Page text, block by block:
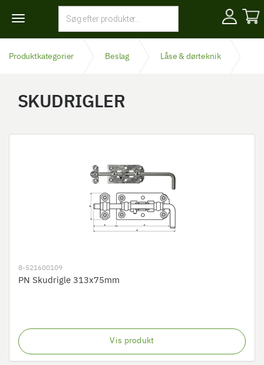
Toggle
navigation
Produktkategorier Beslag Låse & dørteknik
SKUDRIGLER
8-521600109
PN Skudrigle 313x75mm
Vis produkt